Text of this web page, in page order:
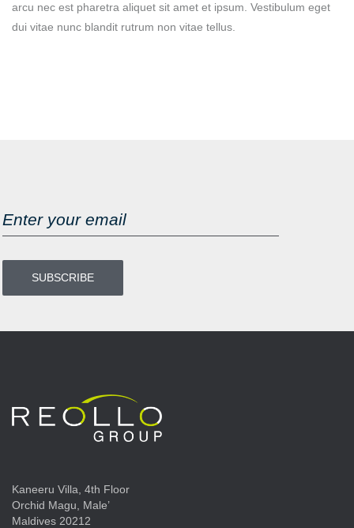
arcu nec est pharetra aliquet sit amet et ipsum. Vestibulum eget
dui vitae nunc blandit rutrum non vitae tellus.
Kaneeru Villa, 4th Floor
Orchid Magu, Male’
Maldives 20212